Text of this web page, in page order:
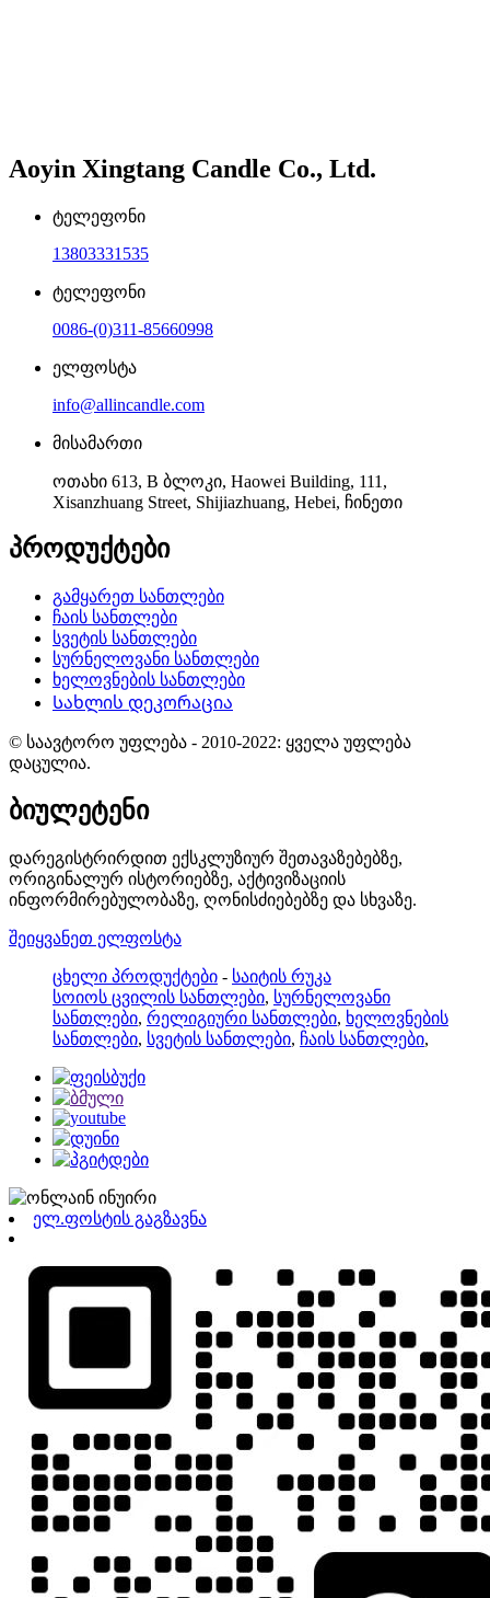
Aoyin Xingtang Candle Co., Ltd.
ტელეფონი
13803331535
ტელეფონი
0086-(0)311-85660998
ელფოსტა
info@allincandle.com
მისამართი
ოთახი 613, B ბლოკი, Haowei Building, 111,
Xisanzhuang Street, Shijiazhuang, Hebei, ჩინეთი
პროდუქტები
გამყარეთ სანთლები
ჩაის სანთლები
სვეტის სანთლები
სურნელოვანი სანთლები
ხელოვნების სანთლები
Სახლის დეკორაცია
© საავტორო უფლება - 2010-2022: ყველა უფლება
დაცულია.
ბიულეტენი
დარეგისტრირდით ექსკლუზიურ შეთავაზებებზე,
ორიგინალურ ისტორიებზე, აქტივიზაციის
ინფორმირებულობაზე, ღონისძიებებზე და სხვაზე.
შეიყვანეთ ელფოსტა
ცხელი პროდუქტები - საიტის რუკა
სოიოს ცვილის სანთლები, სურნელოვანი
სანთლები, რელიგიური სანთლები, ხელოვნების
სანთლები, სვეტის სანთლები, ჩაის სანთლები,
ელ.ფოსტის გაგზავნა